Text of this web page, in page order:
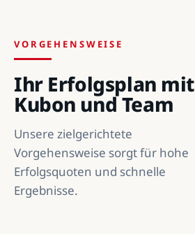
VORGEHENSWEISE
Ihr Erfolgsplan mit
Kubon und Team
Unsere zielgerichtete
Vorgehensweise sorgt für hohe
Erfolgsquoten und schnelle
Ergebnisse.